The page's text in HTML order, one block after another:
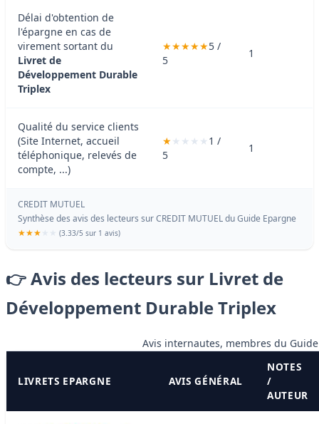
Délai d'obtention de
l'épargne en cas de
virement sortant du
Livret de
Développement Durable
Triplex
5 /
5
1
Qualité du service clients
(Site Internet, accueil
téléphonique, relevés de
compte, ...)
1 /
5
1
CREDIT MUTUEL
Synthèse des avis des lecteurs sur CREDIT MUTUEL duGuide Epargne
(3.33/5 sur 1 avis)
👉 Avis des lecteurs sur Livret de
Développement Durable Triplex
Avis internautes, membres du
LIVRETS EPARGNE AVIS GÉNÉRAL
NOTES
/
AUTEUR